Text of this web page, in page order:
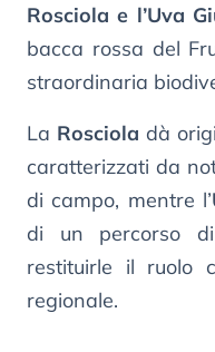
Rosciola e l’Uva
bacca rossa del
straordinaria
La Rosciola dà
caratterizzati da
di campo, mentre l’
di un percorso
restituirle il ruolo
regionale.